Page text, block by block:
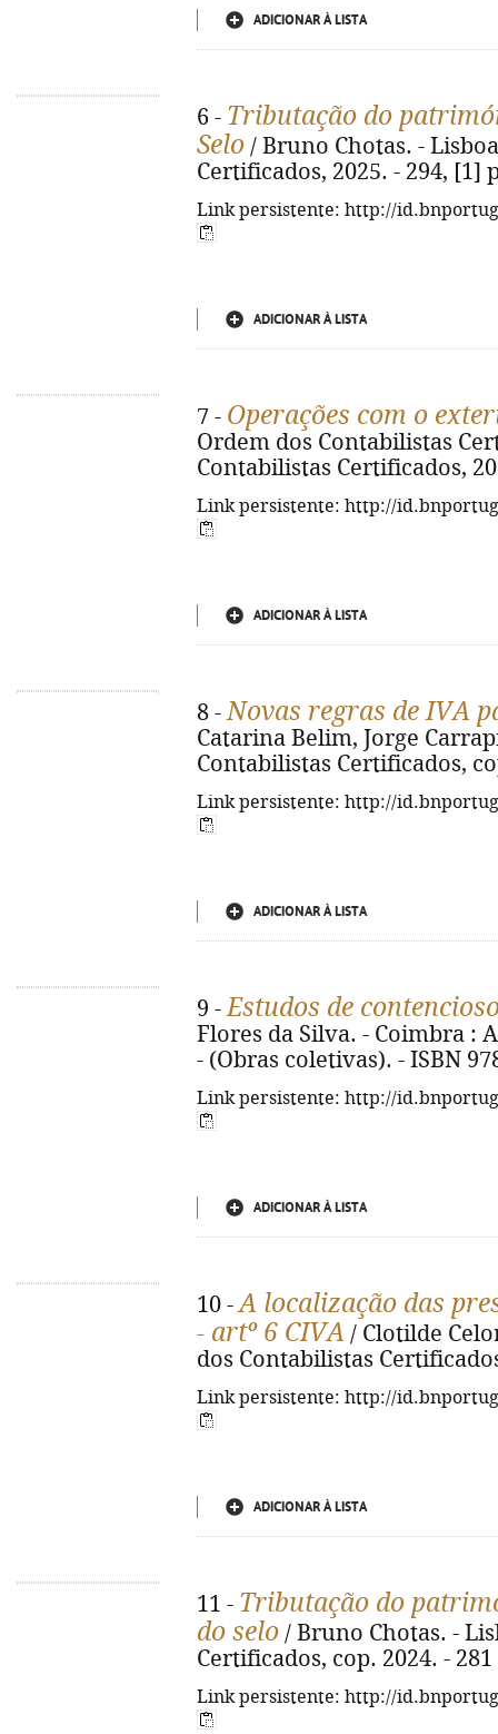
ADICIONAR À LISTA
6 - Tributação do
Selo / Bruno Chotas. -
Certificados, 2025. - 294, [1]
Link persistente: http://
ADICIONAR À LISTA
7 - Operações com o
Ordem dos Contabilistas
Contabilistas Certificados,
Link persistente: http://
ADICIONAR À LISTA
8 -Novas regras de IVA
Catarina Belim, Jorge
Contabilistas Certificados,
Link persistente: http://
ADICIONAR À LISTA
9 -Estudos de
Flores da Silva. - Coimbra :
- (Obras coletivas). - ISBN
Link persistente: http://
ADICIONAR À LISTA
10 -A localização das
- artº 6 CIVA / Clotilde
dos Contabilistas
Link persistente: http://
ADICIONAR À LISTA
11 - Tributação do
do selo / Bruno Chotas. -
Certificados, cop. 2024. -
Link persistente: http://